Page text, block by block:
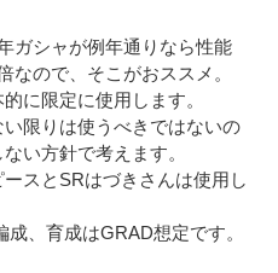
ガシャが例年通りなら性能
なので、そこがおススメ。
に限定に使用します。
限りは使うべきではないの
い方針で考えます。
スとSRはづきさんは使用し
成、育成はGRAD想定です。